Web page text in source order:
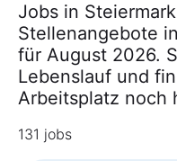
Jobs in
Stellenangebote
für August 2026.
Lebenslauf und
Arbeitsplatz noch
131 jobs